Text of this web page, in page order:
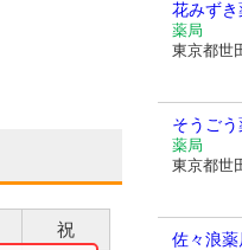
祝
花みずき
薬局
東京都世
そうご
薬局
東京都世
佐々浪薬